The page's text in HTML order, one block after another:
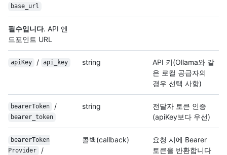
base_url
필수입니다. API 엔
드포인트 URL
apiKey / api_key string
API 키(Ollama와 같
은 로컬 공급자의
경우 선택 사항)
bearerToken /
bearer_token
string
전달자 토큰 인증
(apiKey보다 우선)
bearerToken
Provider
/
콜백(callback)
요청 시에 Bearer
토큰을 반환합니다